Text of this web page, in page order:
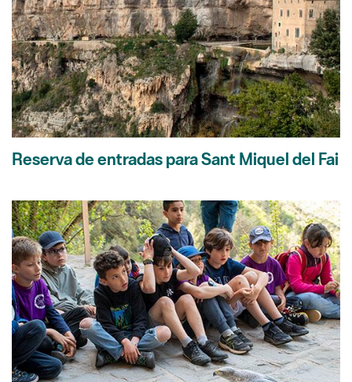
Reserva de entradas para Sant Miquel del Fai